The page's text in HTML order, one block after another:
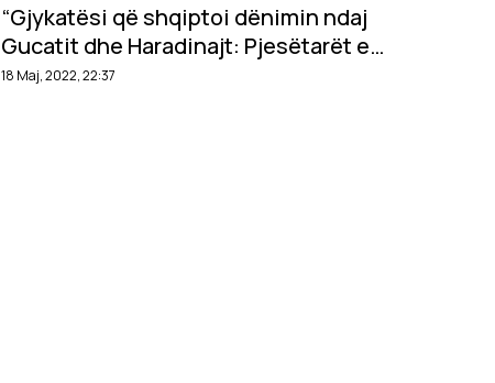
“Gjykatësi që shqiptoi dënimin ndaj
Gucatit dhe Haradinajt: Pjesëtarët e
Grupit Drenica i kishte quajtur kafshë
18 Maj, 2022, 22:37